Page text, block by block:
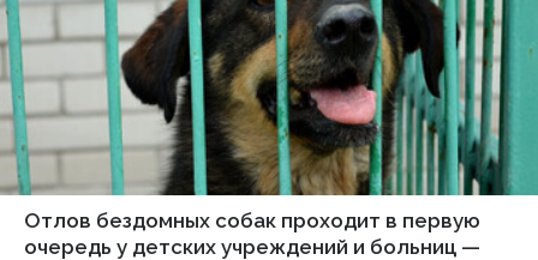
Отлов бездомных собак проходит в первую
очередь у детских учреждений и больниц —